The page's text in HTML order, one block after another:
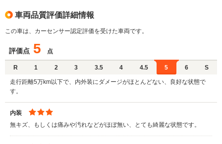
車両品質評価詳細情報
この車は、カーセンサー認定評価を受けた車両です。
評価点 5 点
R 1 2 3 3.5 4 4.5 5 6 S
走行距離5万km以下で、内外装にダメージがほとんどない、良好な状態で
す。
内装
無キズ、もしくは痛みや汚れなどがほぼ無い、とても綺麗な状態です。